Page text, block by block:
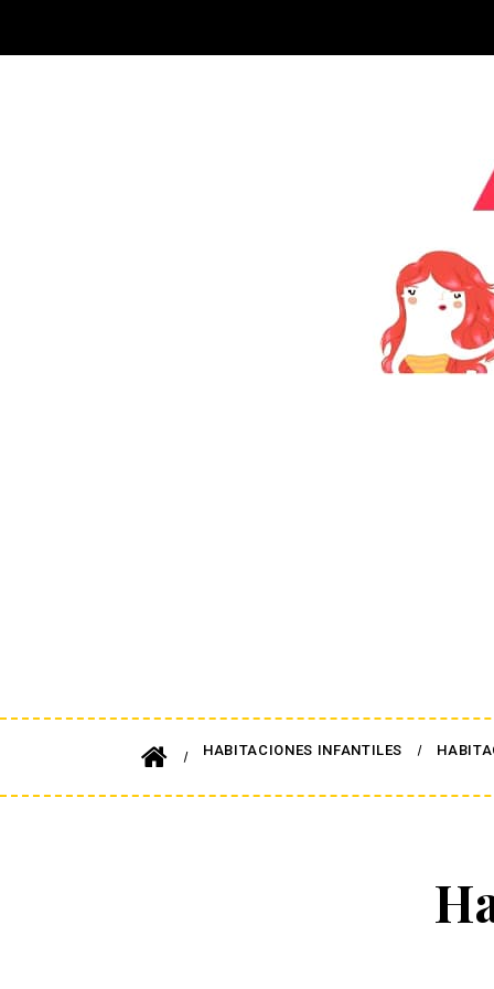
HABITACIONES INFANTILES